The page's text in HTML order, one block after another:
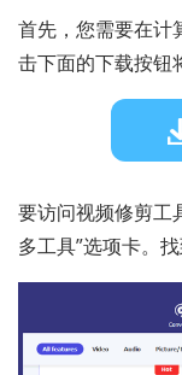
首先，您需要在计
击下面的下载按钮
要访问视频修剪工
多工具”选项卡。找